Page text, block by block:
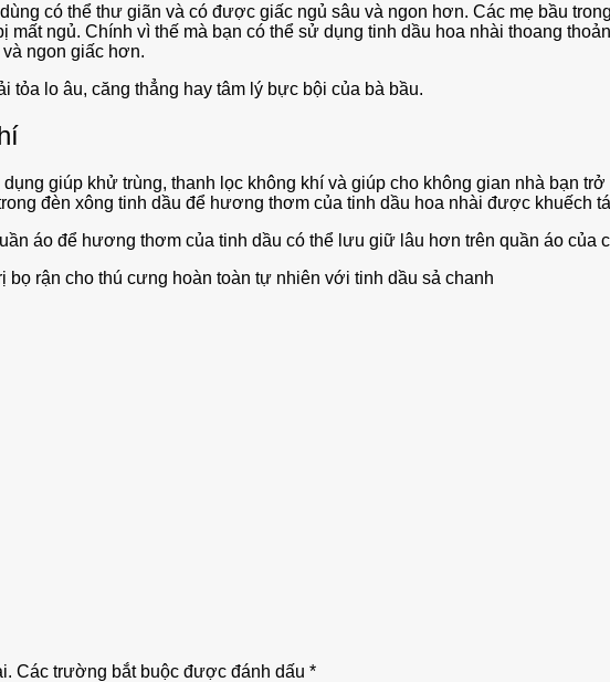
có thể thư giãn và có được giấc ngủ sâu và ngon hơn. Các mẹ bầu
mất ngủ. Chính vì thế mà bạn có thể sử dụng tinh dầu hoa nhài thoang
ngon giấc hơn.
tỏa lo âu, căng thẳng hay tâm lý bực bội của bà bầu.
giúp khử trùng, thanh lọc không khí và giúp cho không gian nhà bạn
đèn xông tinh dầu để hương thơm của tinh dầu hoa nhài được khuếch
áo để hương thơm của tinh dầu có thể lưu giữ lâu hơn trên quần áo của
bọ rận cho thú cưng hoàn toàn tự nhiên với tinh dầu sả chanh
Các trường bắt buộc được đánh dấu *